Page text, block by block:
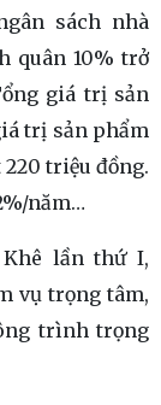
sách nhà
quân 10% trở
giá trị sản
trị sản phẩm
triệu đồng.
năm…
lần thứ I,
vụ trọng tâm,
trình trọng